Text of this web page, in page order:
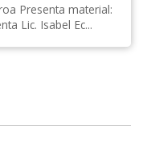
Comenta Lic. Isabel Ec...